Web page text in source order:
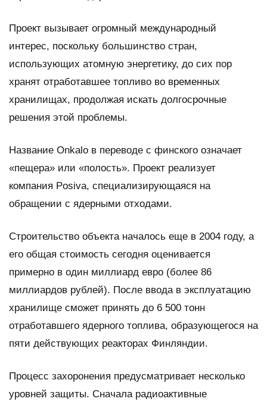
Проект вызывает огромный международный
интерес, поскольку большинство стран,
использующих атомную энергетику, до сих пор
хранят отработавшее топливо во временных
хранилищах, продолжая искать долгосрочные
решения этой проблемы.
Название Onkalo в переводе с финского означает
«пещера» или «полость». Проект реализует
компания Posiva, специализирующаяся на
обращении с ядерными отходами.
Строительство объекта началось еще в 2004 году, а
его общая стоимость сегодня оценивается
примерно в один миллиард евро (более 86
миллиардов рублей). После ввода в эксплуатацию
хранилище сможет принять до 6 500 тонн
отработавшего ядерного топлива, образующегося на
пяти действующих реакторах Финляндии.
Процесс захоронения предусматривает несколько
уровней защиты. Сначала радиоактивные